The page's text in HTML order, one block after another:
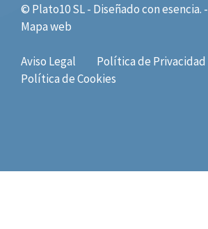
© Plato10 SL - Diseñado conesencia. -
Mapa web
Aviso Legal
Política de Privacidad
Política de Cookies